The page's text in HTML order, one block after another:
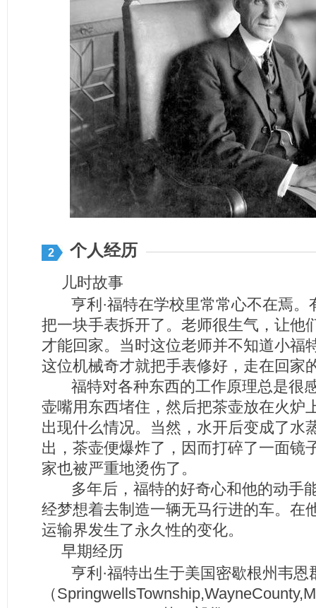
2 个人经历
儿时故事
亨利·福特在学校里常常心不在焉。
把一块手表拆开了。老师很生气，让他
才能回家。当时这位老师并不知道小福
这位机械奇才就把手表修好，走在回家
福特对各种东西的工作原理总是很
壶嘴用东西堵住，然后把茶壶放在火炉
出现什么情况。当然，水开后变成了水
出，茶壶便爆炸了，因而打碎了一面镜
家也被严重地烫伤了。
多年后，福特的好奇心和他的动手
经梦想着去制造一辆无马行进的车。在
运输界发生了永久性的变化。
早期经历
亨利·福特出生于美国密歇根州韦恩
（